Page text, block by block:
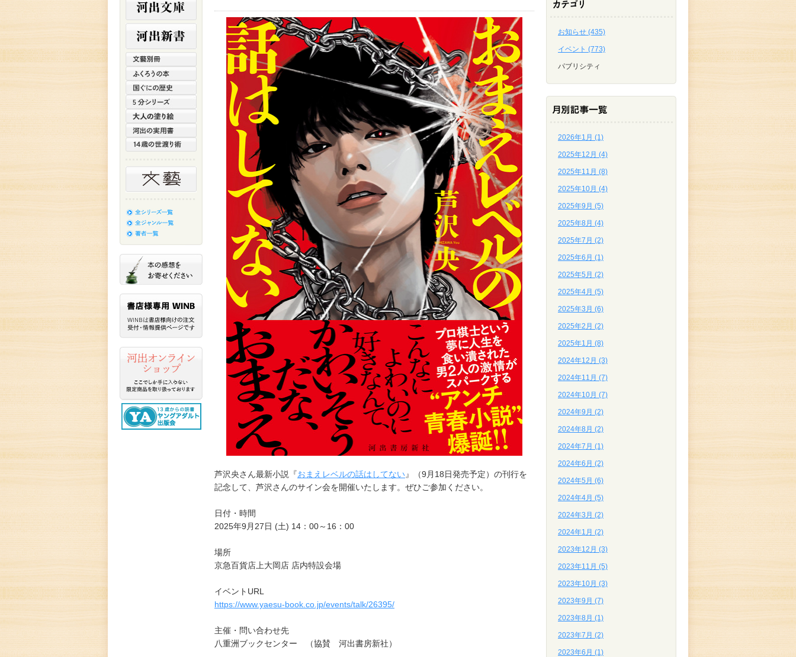
芦沢央さん最新小説『おまえレベルの話はしてない』（9 月 18日発売予定）の刊行を
記念して、芦沢さんのサイン会を開催いたします。ぜひご参加ください。
日付・時間
2025年9月27日 (土) 14：00～16：00
場所
京急百貨店上大岡店 店内特設会場
イベントURL
https://www.yaesu-book.co.jp/events/talk/26395/
主催・問い合わせ先
八重洲ブックセンター （協賛 河出書房新社）
お知らせ (435)
イベント (773)
パブリシティ
2026年1月 (1)
2025年12月 (4)
2025年11月 (8)
2025年10月 (4)
2025年9月 (5)
2025年8月 (4)
2025年7月 (2)
2025年6月 (1)
2025年5月 (2)
2025年4月 (5)
2025年3月 (6)
2025年2月 (2)
2025年1月 (8)
2024年12月 (3)
2024年11月 (7)
2024年10月 (7)
2024年9月 (2)
2024年8月 (2)
2024年7月 (1)
2024年6月 (2)
2024年5月 (6)
2024年4月 (5)
2024年3月 (2)
2024年1月 (2)
2023年12月 (3)
2023年11月 (5)
2023年10月 (3)
2023年9月 (7)
2023年8月 (1)
2023年7月 (2)
2023年6月 (1)